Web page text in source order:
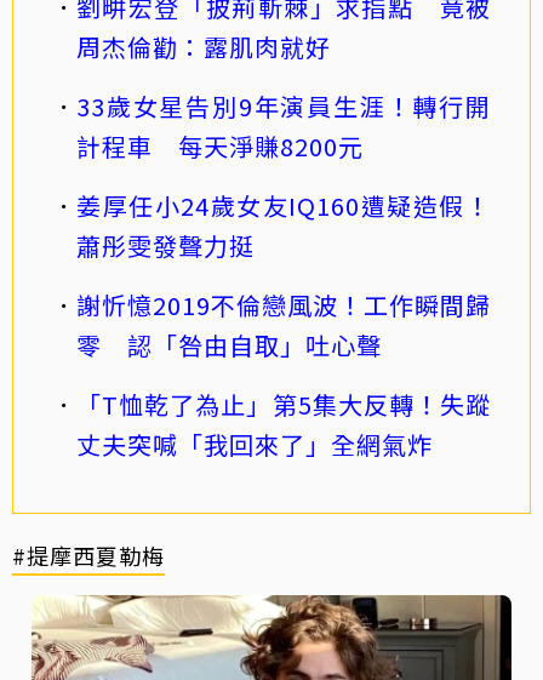
劉畊宏登「披荊斬棘」求指點 竟被
周杰倫勸：露肌肉就好
33歲女星告別9年演員生涯！轉行開
計程車 每天淨賺8200元
姜厚任小24歲女友IQ160遭疑造假！
蕭彤雯發聲力挺
謝忻憶2019不倫戀風波！工作瞬間歸
零 認「咎由自取」吐心聲
「T恤乾了為止」第5集大反轉！失蹤
丈夫突喊「我回來了」全網氣炸
#提摩西夏勒梅